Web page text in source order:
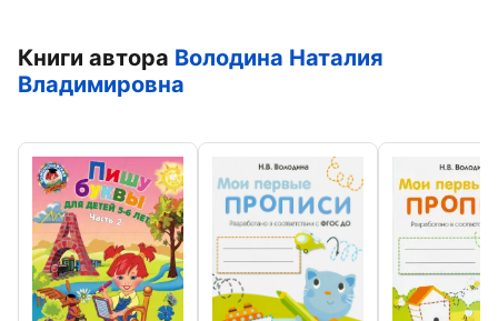
Книги автора Володина Наталия
Владимировна